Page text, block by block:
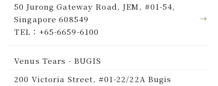
50 Jurong Gateway Road, JEM, #01-54,
Singapore 608549
TEL：+65-6659-6100
Venus Tears - BUGIS
200 Victoria Street, #01-22/22A Bugis